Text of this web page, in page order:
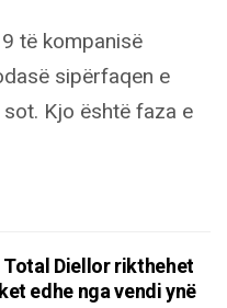
të kompanisë
sipërfaqen e
Kjo është faza e
Diellor rikthehet
edhe nga vendi ynë